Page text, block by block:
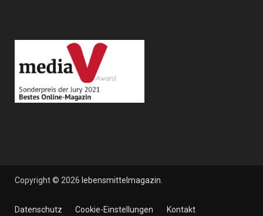
Copyright © 2026 lebensmittelmagazin
Datenschutz Cookie-Einstellungen Kontakt